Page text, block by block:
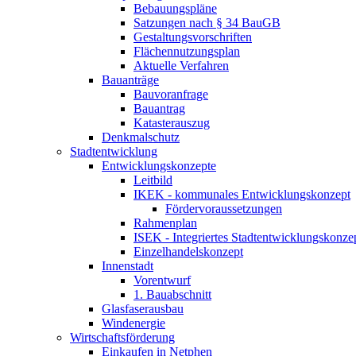
Bebauungspläne
Satzungen nach § 34 BauGB
Gestaltungsvorschriften
Flächennutzungsplan
Aktuelle Verfahren
Bauanträge
Bauvoranfrage
Bauantrag
Katasterauszug
Denkmalschutz
Stadtentwicklung
Entwicklungskonzepte
Leitbild
IKEK - kommunales Entwicklungskonzept
Fördervoraussetzungen
Rahmenplan
ISEK - Integriertes
Einzelhandelskonzept
Innenstadt
Vorentwurf
1. Bauabschnitt
Glasfaserausbau
Windenergie
Wirtschaftsförderung
Einkaufen in Netphen